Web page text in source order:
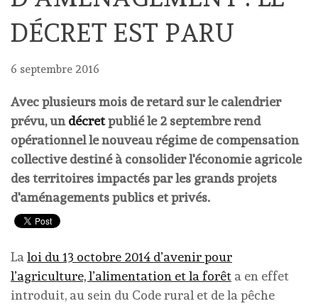
DÉCRET EST PARU
6 septembre 2016
Avec plusieurs mois de retard sur le calendrier
prévu, undécretpublié le 2 septembre rend
opérationnel le nouveau régime de compensation
collective destiné à consolider l'économie agricole
des territoires impactés par les grands projets
d'aménagements publics et privés.
La loi du 13 octobre 2014 d’avenir pour
l’agriculture, l’alimentation et la forêt a en effet
introduit, au sein du Code rural et de la pêche